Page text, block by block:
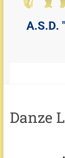
A.S.D.
Danze